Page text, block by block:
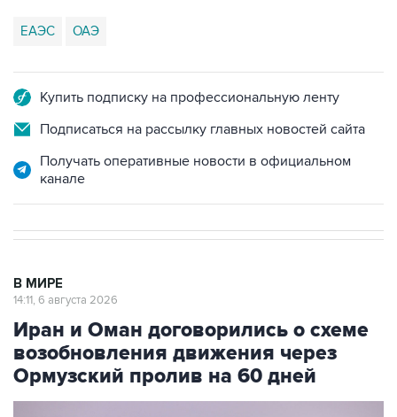
ЕАЭС ОАЭ
Купить подписку на профессиональную ленту
Подписаться на рассылку главных новостей сайта
Получать оперативные новости в официальном
канале
В МИРЕ
14:11, 6 августа 2026
Иран и Оман договорились о схеме
возобновления движения через
Ормузский пролив на 60 дней